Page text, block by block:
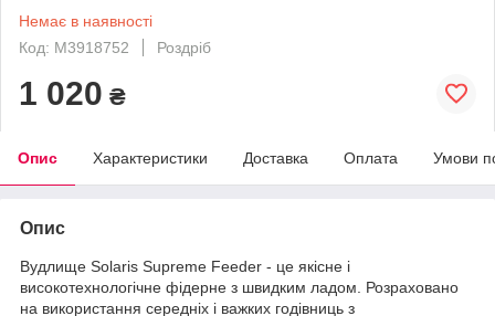
Немає в наявності
Код: M3918752
Роздріб
1 020 ₴
Опис Характеристики Доставка Оплата Умови
Опис
Вудлище Solaris Supreme Feeder - це якісне і
високотехнологічне фідерне з швидким ладом. Розраховано
на використання середніх і важких годівниць з